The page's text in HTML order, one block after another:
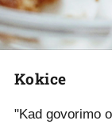
Kokice
"Kad govorimo